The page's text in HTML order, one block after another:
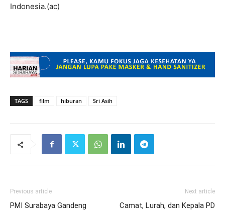
Indonesia.(ac)
TAGS film hiburan Sri Asih
Previous article
PMI Surabaya Gandeng
Next article
Camat, Lurah, dan Kepala PD